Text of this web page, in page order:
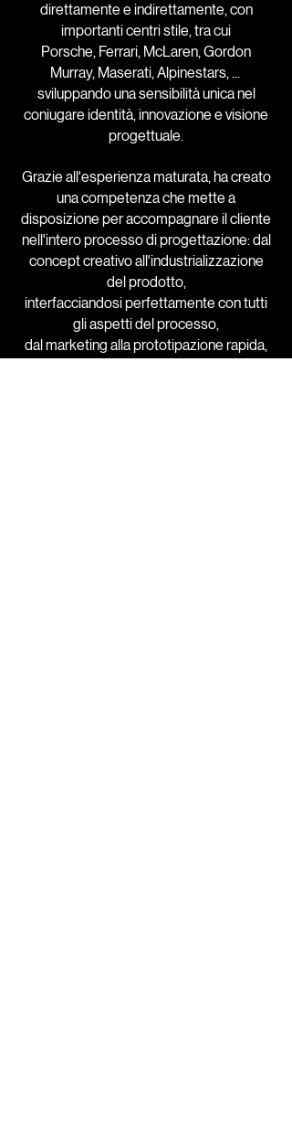
direttamente e indirettamente, con
importanti centri stile, tra cui
Porsche, Ferrari, McLaren, Gordon
Murray, Maserati, Alpinestars, ...
sviluppando una sensibilità unica nel
coniugare identità, innovazione e visione
progettuale.
Grazie all'esperienza maturata, ha creato
una competenza che mette a
disposizione per accompagnare il cliente
nell'intero processo di progettazione: dal
concept creativo all'industrializzazione
del prodotto,
interfacciandosi perfettamente con tutti
gli aspetti del processo,
dal marketing alla prototipazione rapida,